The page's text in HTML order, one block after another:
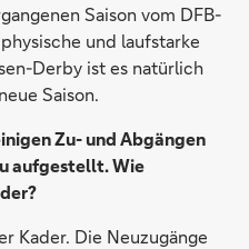
Saison vom DFB-
und laufstarke
Derby ist es natürlich
Saison.
Zu- und Abgängen
aufgestellt. Wie
Kader. Die Neuzugänge